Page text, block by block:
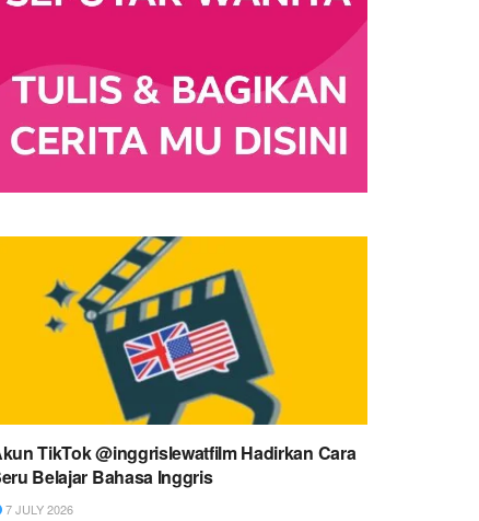
TikTok @inggrislewatfilm Hadirkan Cara
Belajar Bahasa Inggris
7 JULY 2026